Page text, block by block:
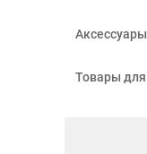
Товары